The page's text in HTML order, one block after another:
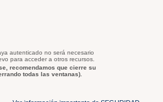
autenticado no será necesario
para acceder a otros recursos.
recomendamos que cierre su
todas las ventanas).